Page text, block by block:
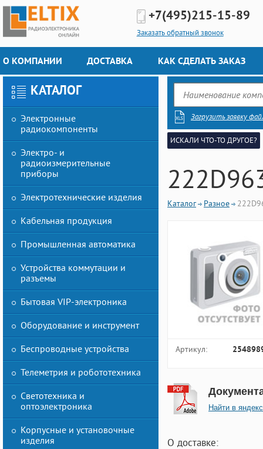
+7(495)215-15-89
Заказать обратный звонок
О КОМПАНИИ ДОСТАВКА КАК СДЕЛАТЬ ЗАКАЗ
КАТАЛОГ
Электронные
радиокомпоненты
Электро- и
радиоизмерительные
приборы
Электротехнические изделия
Кабельная продукция
Промышленная автоматика
Устройства коммутации и
разъемы
Бытовая VIP-электроника
Оборудование и инструмент
Беспроводные устройства
Телеметрия и робототехника
Светотехника и
оптоэлектроника
Корпусные и установочные
изделия
Загрузить заявку
ИСКАЛИ ЧТО-ТО ДРУГОЕ?
Каталог Разное
Артикул:
Найти в яндекс
О доставке: